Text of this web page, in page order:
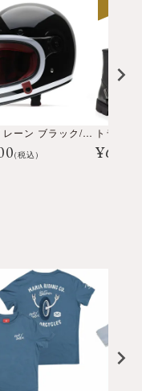
BULLITT レーン ブラック/ホワイト
(税込) ¥